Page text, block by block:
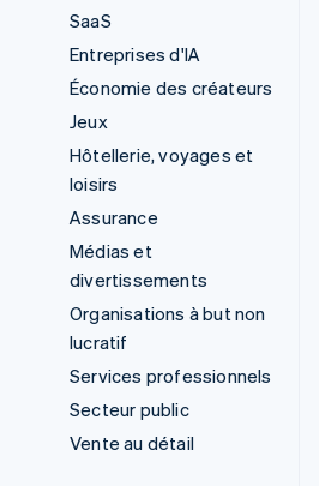
SaaS
Entreprises d'IA
Économie des créateurs
Jeux
Hôtellerie, voyages et
loisirs
Assurance
Médias et
divertissements
Organisations à but non
lucratif
Services professionnels
Secteur public
Vente au détail